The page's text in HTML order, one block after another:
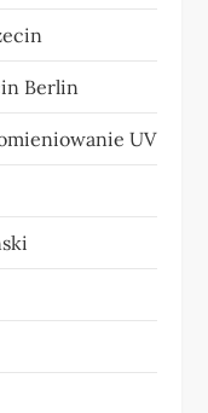
Berlin
UV